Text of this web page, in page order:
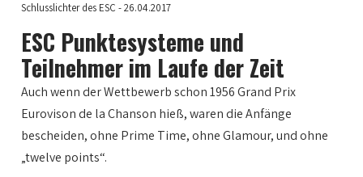
Schlusslichter des ESC - 26.04.2017
ESC Punktesysteme und
Teilnehmer im Laufe der Zeit
Auch wenn der Wettbewerb schon 1956 Grand Prix
Eurovison de la Chanson hieß, waren die Anfänge
bescheiden, ohne Prime Time, ohne Glamour, und ohne
„twelve points“.